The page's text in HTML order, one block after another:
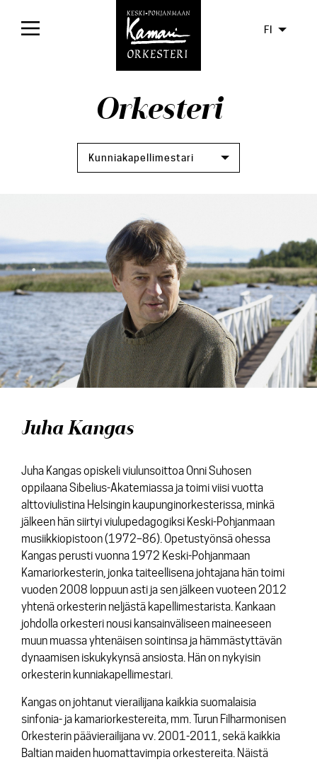
Tietoa
Orkesteri
Hallitus
Levyt
Ajankohtaista
Media
FI
Orkesteri
Kunniakapellimestari
Juha Kangas
Juha Kangas opiskeli viulunsoittoa Onni Suhosen
oppilaana Sibelius-Akatemiassa ja toimi viisi vuotta
alttoviulistina Helsingin kaupunginorkesterissa, minkä
jälkeen hän siirtyi viulupedagogiksi Keski-Pohjanmaan
musiikkiopistoon (1972–86). Opetustyönsä ohessa
Kangas perusti vuonna 1972 Keski-Pohjanmaan
Kamariorkesterin, jonka taiteellisena johtajana hän toimi
vuoden 2008 loppuun asti ja sen jälkeen vuoteen 2012
yhtenä orkesterin neljästä kapellimestarista. Kankaan
johdolla orkesteri nousi kansainväliseen maineeseen
muun muassa yhtenäisen sointinsa ja hämmästyttävän
dynaamisen iskukykynsä ansiosta. Hän on nykyisin
orkesterin kunniakapellimestari.
Kangas on johtanut vierailijana kaikkia suomalaisia
sinfonia- ja kamariorkestereita, mm. Turun Filharmonisen
Orkesterin päävierailijana vv. 2001-2011, sekä kaikkia
Baltian maiden huomattavimpia orkestereita. Näistä